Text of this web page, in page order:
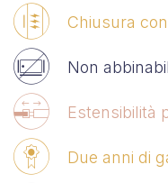
Chiusura
Non
Estensibilità
Due anni di